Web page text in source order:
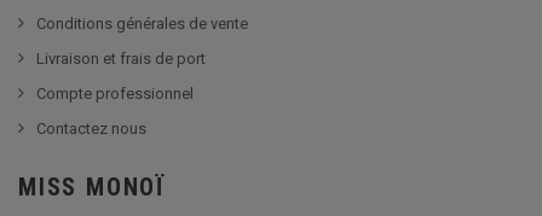
Conditions générales de vente
Livraison et frais de port
Compte professionnel
Contactez nous
MISS MONOÏ